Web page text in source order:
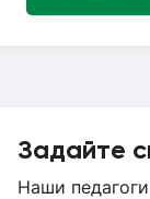
Задайте
Наши